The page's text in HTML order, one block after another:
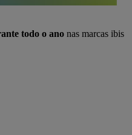
todo o ano nas marcas ibis